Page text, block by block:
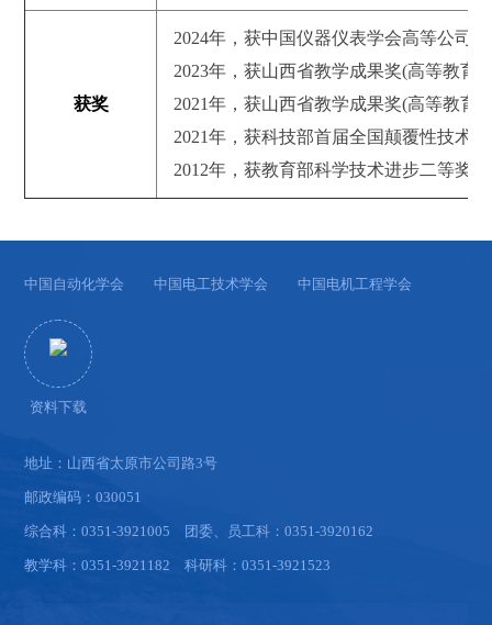
获奖
2024年，获中国仪器仪表学会高等公司
2023年，获山西省教学成果奖(高等教育
2021年，获山西省教学成果奖(高等教育)
2021年，获科技部首届全国颠覆性技术
2012年，获教育部科学技术进步二等奖。
中国自动化学会 中国电工技术学会 中国电机工程学会
资料下载
地址：山西省太原市公司路3号
邮政编码：030051
综合科：0351-3921005 团委、员工科：0351-3920162
教学科：0351-3921182 科研科：0351-3921523